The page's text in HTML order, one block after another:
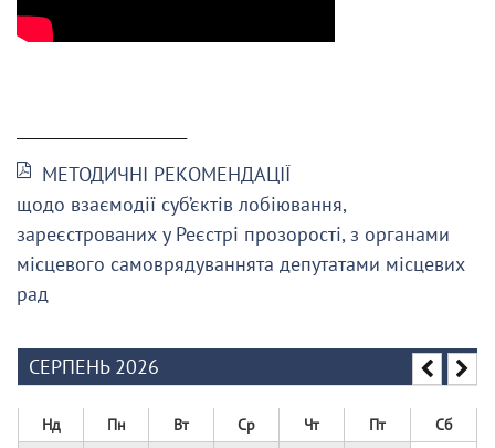
МЕТОДИЧНІ РЕКОМЕНДАЦІЇ
щодо взаємодії суб’єктів лобіювання,
зареєстрованих у Реєстрі прозорості, з органами
місцевого самоврядуваннята депутатами місцевих
рад
СЕРПЕНЬ 2026
Нд Пн Вт Ср Чт Пт Сб